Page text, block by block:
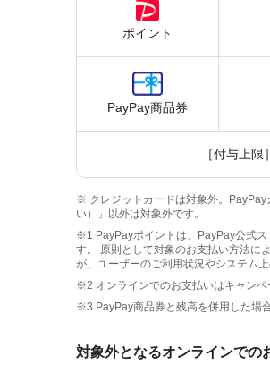
ポイント
PayPay商品券
［付与上
※ クレジットカードは対象外。PayPay
い）」以外は対象外です。
※1 PayPayポイントは、PayPay公式ス
す。 原則として対象のお支払い方法に
が、ユーザーのご利用状況やシステム
※2 オンラインでのお支払いはキャンペ
※3 PayPay商品券と残高を併用した場
対象外となるオンラインでの